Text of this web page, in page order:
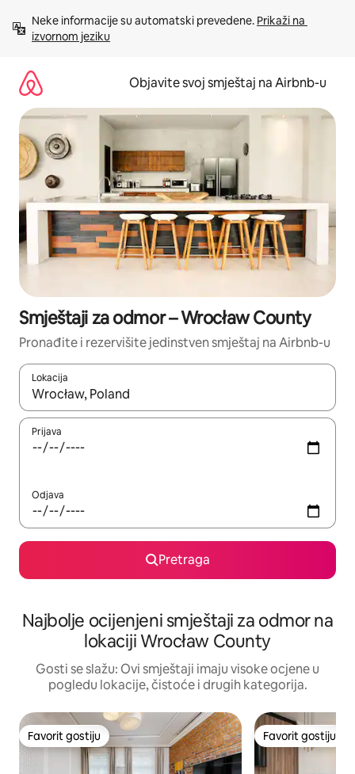
sadržaj
Neke informacije su automatski prevedene. Prikaži na
izvornom jeziku
Objavite svoj smještaj na Airbnb-u
Smještaji za odmor – Wrocław County
Pronađite i rezervišite jedinstven smještaj na Airbnb-u
Lokacija
Kad su rezultati dostupni, možete da se krećete kroz njih
Prijava
Odjava
Pretraga
Najbolje ocijenjeni smještaji za odmor na
lokaciji Wrocław County
Gosti se slažu: Ovi smještaji imaju visoke ocjene u
pogledu lokacije, čistoće i drugih kategorija.
Favorit gostiju
Favorit gostiju Favorit gostiju
Favorit gostiju